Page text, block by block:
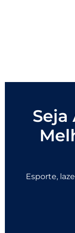
Seja
Esporte,